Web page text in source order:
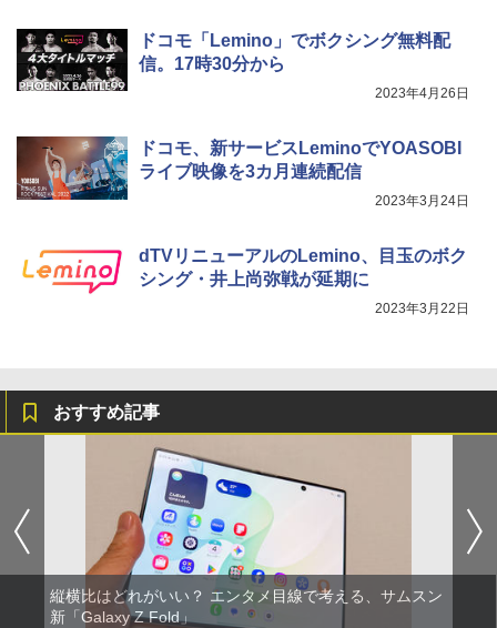
ドコモ「Lemino」でボクシング無料配
信。17時30分から
2023年4月26日
ドコモ、新サービスLeminoでYOASOBI
ライブ映像を3カ月連続配信
2023年3月24日
dTVリニューアルのLemino、目玉のボク
シング・井上尚弥戦が延期に
2023年3月22日
おすすめ記事
縦横比はどれがいい？ エンタメ目線で考える、サムスン
新「Galaxy Z Fold」